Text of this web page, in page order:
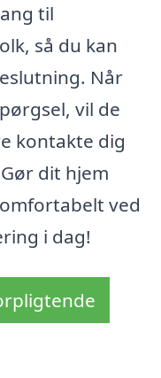
til
så du kan
Når
vil de
kontakte dig
dit hjem
ved
i dag!